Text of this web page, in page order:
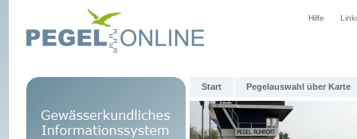
Hilfe
Start Pegelauswahl über Karte